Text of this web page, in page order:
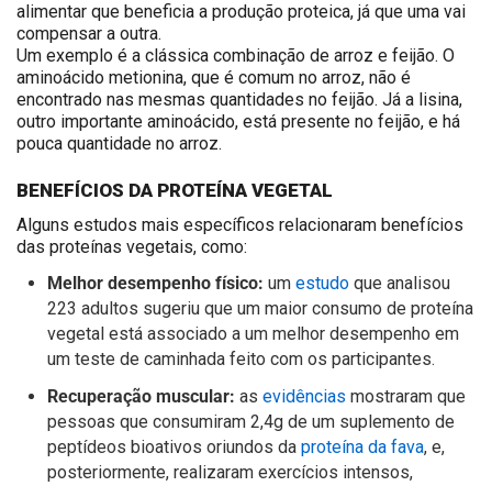
alimentar que beneficia a produção proteica, já que uma vai
compensar a outra.
Um exemplo é a clássica combinação de arroz e feijão. O
aminoácido metionina, que é comum no arroz, não é
encontrado nas mesmas quantidades no feijão. Já a lisina,
outro importante aminoácido, está presente no feijão, e há
pouca quantidade no arroz.
BENEFÍCIOS DA PROTEÍNA VEGETAL
Alguns estudos mais específicos relacionaram benefícios
das proteínas vegetais, como:
Melhor desempenho físico: um estudo que analisou
223 adultos sugeriu que um maior consumo de proteína
vegetal está associado a um melhor desempenho em
um teste de caminhada feito com os participantes.
Recuperação muscular: as evidências mostraram que
pessoas que consumiram 2,4g de um suplemento de
peptídeos bioativos oriundos da proteína da fava, e,
posteriormente, realizaram exercícios intensos,